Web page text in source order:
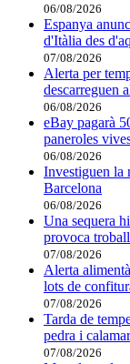
06/08/2026
Espanya
d'Itàlia des
07/08/2026
Alerta per
descarreguen
06/08/2026
eBay pagarà
paneroles
06/08/2026
Investiguen la
Barcelona
06/08/2026
Una sequera
provoca
07/08/2026
Alerta
lots de
07/08/2026
Tarda de
pedra i
07/08/2026